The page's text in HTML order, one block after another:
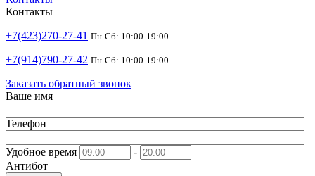
Контакты
+7(423)270-27-41 Пн-Сб: 10:00-19:00
+7(914)790-27-42 Пн-Сб: 10:00-19:00
Заказать обратный звонок
Ваше имя
Телефон
Удобное время
-
Антибот